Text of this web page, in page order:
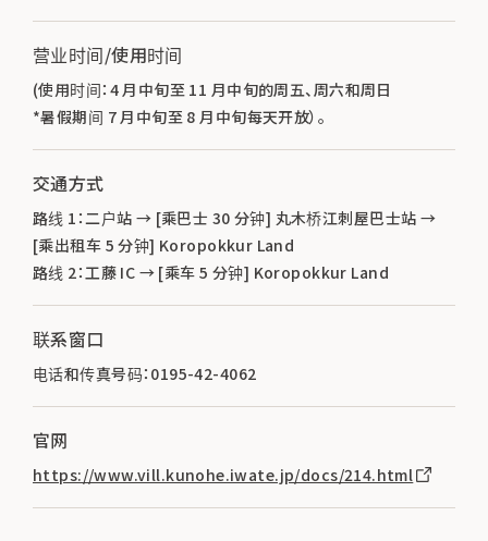
营业时间/使用时间
(使用时间：4 月中旬至 11 月中旬的周五、周六和周日
*暑假期间 7 月中旬至 8 月中旬每天开放）。
交通方式
路线 1：二户站 → [乘巴士 30 分钟] 丸木桥江刺屋巴士站 →
[乘出租车 5 分钟] Koropokkur Land
路线 2：工藤 IC → [乘车 5 分钟] Koropokkur Land
联系窗口
电话和传真号码：0195-42-4062
官网
https://www.vill.kunohe.iwate.jp/docs/214.html